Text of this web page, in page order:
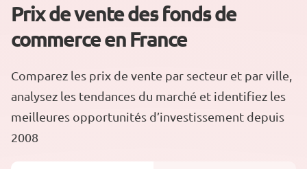
Prix de vente des fonds de
commerce en France
Comparez les prix de vente par secteur et par ville,
analysez les tendances du marché et identifiez les
meilleures opportunités d’investissement depuis
2008